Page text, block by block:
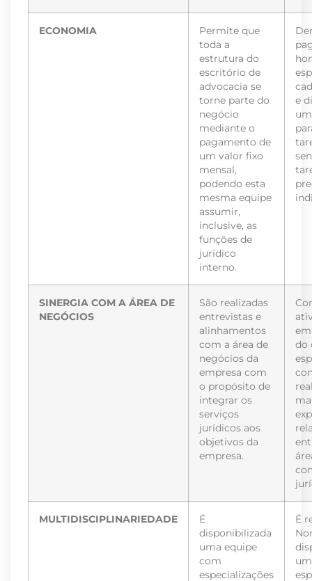
ECONOMIA
Permite que
toda a
estrutura do
escritório de
advocacia se
torne parte do
negócio
mediante o
pagamento de
um valor fixo
mensal,
podendo esta
mesma equipe
assumir,
inclusive, as
funções de
jurídico
interno.
e
SINERGIA COM A ÁREA DE
NEGÓCIOS
São realizadas
entrevistas e
alinhamentos
com a área de
negócios da
empresa com
o propósito de
integrar os
serviços
jurídicos aos
objetivos da
empresa.
do
MULTIDISCIPLINARIEDADE
É
disponibilizada
uma equipe
com
especializações
É